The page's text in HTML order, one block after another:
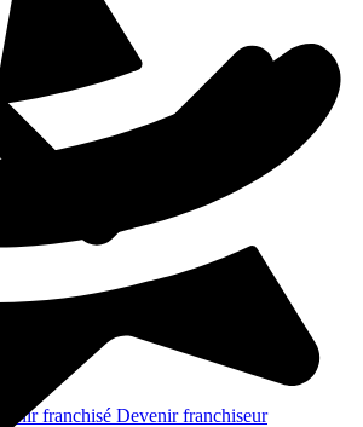
franchisé Devenir franchiseur